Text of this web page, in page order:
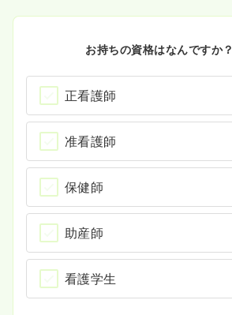
お持ちの資格はなんですか？
正看護師
准看護師
保健師
助産師
看護学生